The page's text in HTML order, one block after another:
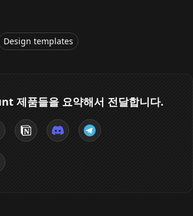
Design templates
제품들을 요약해서 전달합니다.